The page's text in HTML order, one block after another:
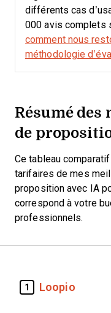
différents cas
000 avis complets
comment nous
méthodologie
Résumé
de
Ce tableau
tarifaires de mes
proposition avec IA
correspond à votre
professionnels.
1 Loopio